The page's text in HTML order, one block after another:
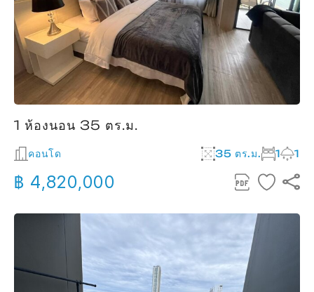
1 ห้องนอน 35 ตร.ม.
คอนโด 35 ตร.ม. 1 1
฿ 4,820,000